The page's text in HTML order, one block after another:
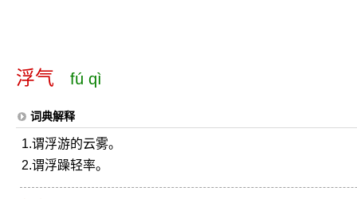
浮气 fú qì
词典解释
1.谓浮游的云雾。
2.谓浮躁轻率。